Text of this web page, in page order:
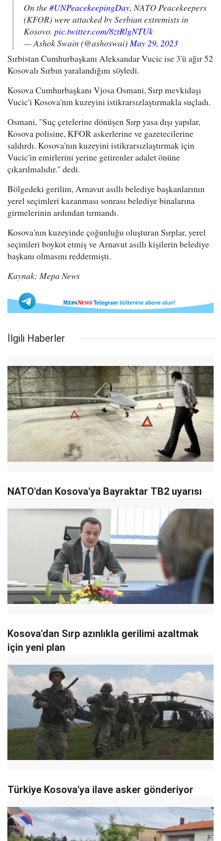
On the#UNPeacekeepingDay, NATO Peacekeepers
(KFOR) were attacked by Serbian extremists in
Kosovo. pic.twitter.com/8ztRlgNTUk
— Ashok Swain (@ashoswai)May 29, 2023
Sırbistan Cumhurbaşkanı Aleksandar Vucic ise 3'ü ağır 52
Kosovalı Sırbın yaralandığını söyledi.
Kosova Cumhurbaşkanı Vjosa Osmani, Sırp mevkidaşı
Vucic'i Kosova'nın kuzeyini istikrarsızlaştırmakla suçladı.
Osmani, "Suç çetelerine dönüşen Sırp yasa dışı yapılar,
Kosova polisine, KFOR askerlerine ve gazetecilerine
saldırdı. Kosova'nın kuzeyini istikrarsızlaştırmak için
Vucic'in emirlerini yerine getirenler adalet önüne
çıkarılmalıdır." dedi.
Bölgedeki gerilim, Arnavut asıllı belediye başkanlarının
yerel seçimleri kazanması sonrası belediye binalarına
girmelerinin ardından tırmandı.
Kosova'nın kuzeyinde çoğunluğu oluşturan Sırplar, yerel
seçimleri boykot etmiş ve Arnavut asıllı kişilerin belediye
başkanı olmasını reddetmişti.
Kaynak: Mepa News
İlgili Haberler
NATO'dan Kosova'ya Bayraktar TB2 uyarısı
Kosova'dan Sırp azınlıkla gerilimi azaltmak
için yeni plan
Türkiye Kosova'ya ilave asker gönderiyor